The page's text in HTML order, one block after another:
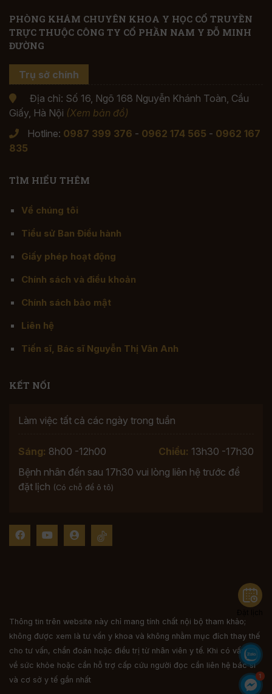
PHÒNG KHÁM CHUYÊN KHOA Y HỌC CỔ TRUYỀN
TRỰC THUỘC CÔNG TY CỔ PHẦN NAM Y ĐỖ MINH
ĐƯỜNG
Trụ sở chính
Địa chỉ: Số 16, Ngõ 168 Nguyễn Khánh Toàn, Cầu
Giấy, Hà Nội (Xem bản đồ)
Hotline: 0987 399 376 - 0962 174 565 - 0962 167
835
TÌM HIỂU THÊM
Về chúng tôi
Tiểu sử Ban Điều hành
Giấy phép hoạt động
Chính sách và điều khoản
Chính sách bảo mật
Liên hệ
Tiến sĩ, Bác sĩ Nguyễn Thị Vân Anh
KẾT NỐI
Làm việc tất cả các ngày trong tuần
Sáng: 8h00 -12h00 Chiều: 13h30 -17h30
Bệnh nhân đến sau 17h30 vui lòng liên hệ trước để
đặt lịch (Có chỗ để ô tô)
Thông tin trên website này chỉ mang tính chất nội bộ tham khảo;
không được xem là tư vấn y khoa và không nhằm mục đích thay thế
cho tư vấn, chẩn đoán hoặc điều trị từ nhân viên y tế. Khi có vấn đề
về sức khỏe hoặc cần hỗ trợ cấp cứu người đọc cần liên hệ bác sĩ
và cơ sở y tế gần nhất